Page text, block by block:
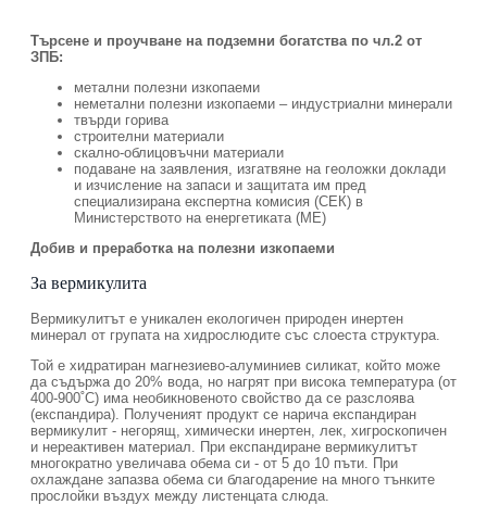
Търсене и проучване на подземни богатства по чл.2 от
ЗПБ:
метални полезни изкопаеми
неметални полезни изкопаеми – индустриални минерали
твърди горива
строителни материали
скално-облицовъчни материали
подаване на заявления, изгатвяне на геоложки доклади
и изчисление на запаси и защитата им пред
специализирана експертна комисия (СЕК) в
Министерството на енергетиката (МЕ)
Добив и преработка на полезни изкопаеми
За вермикулита
Вермикулитът е уникален екологичен природен инертен
минерал от групата на хидрослюдите със слоеста структура.
Той е хидратиран магнезиево-алуминиев силикат, който може
да съдържа до 20% вода, но нагрят при висока температура (от
400-900˚С) има необикновеното свойство да се разслоява
(експандира). Полученият продукт се нарича експандиран
вермикулит - негорящ, химически инертен, лек, хигроскопичен
и нереактивен материал. При експандиране вермикулитът
многократно увеличава обема си - от 5 до 10 пъти. При
охлаждане запазва обема си благодарение на много тънките
прослойки въздух между листенцата слюда.